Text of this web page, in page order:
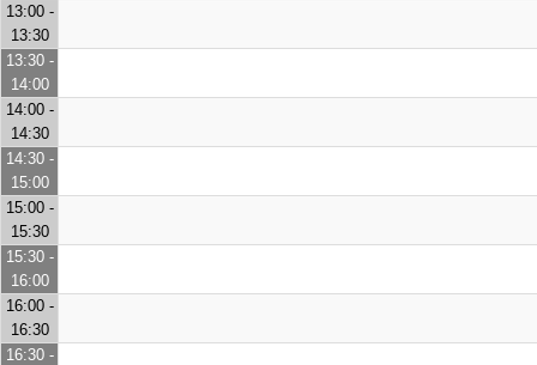
13:00 -
13:30
13:30 -
14:00
14:00 -
14:30
14:30 -
15:00
15:00 -
15:30
15:30 -
16:00
16:00 -
16:30
16:30 -